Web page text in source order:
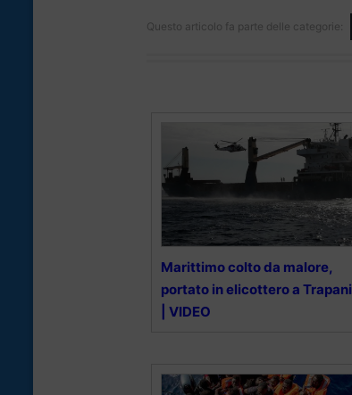
Questo articolo fa parte delle categorie:
Marittimo colto da malore,
portato in elicottero a Trapani
| VIDEO